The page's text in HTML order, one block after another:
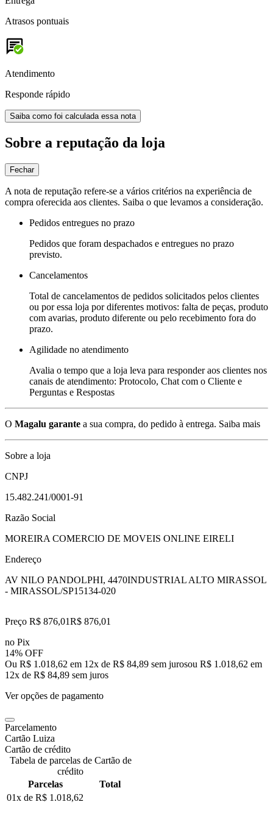
Atrasos pontuais
Atendimento
Responde rápido
Saiba como foi calculada essa nota
Sobre a reputação da loja
Fechar
A nota de reputação refere-se a vários critérios na experiência de
compra oferecida aos clientes. Saiba o que levamos a consideração.
Pedidos entregues no prazo
Pedidos que foram despachados e entregues no prazo
previsto.
Cancelamentos
Total de cancelamentos de pedidos solicitados pelos clientes
ou por essa loja por diferentes motivos: falta de peças, produto
com avarias, produto diferente ou pelo recebimento fora do
prazo.
Agilidade no atendimento
Avalia o tempo que a loja leva para responder aos clientes nos
canais de atendimento: Protocolo, Chat com o Cliente e
Perguntas e Respostas
O Magalu garante a sua compra, do pedido à entrega. Saiba mais
Sobre a loja
CNPJ
15.482.241/0001-91
Razão Social
MOREIRA COMERCIO DE MOVEIS ONLINE EIRELI
Endereço
AV NILO PANDOLPHI, 4470INDUSTRIAL ALTO MIRASSOL
- MIRASSOL/SP15134-020
Preço R$ 876,01R$ 876,01
no Pix
14% OFF
Ou R$ 1.018,62 em 12x de R$ 84,89 sem jurosou R$ 1.018,62 em
12x de R$ 84,89 sem juros
Ver opções de pagamento
Parcelamento
Cartão Luiza
Cartão de crédito
Tabela de parcelas de Cartão de
crédito
Parcelas
Total
01x de R$ 1.018,62